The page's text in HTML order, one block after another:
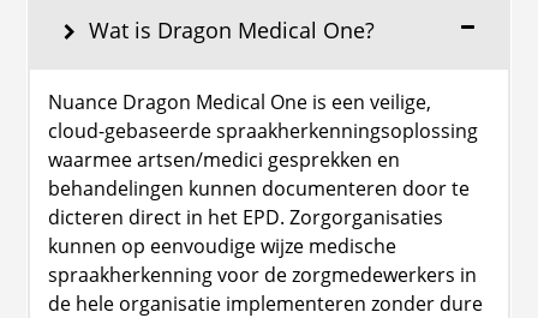
Wat is Dragon Medical One?
Nuance Dragon Medical One is een veilige,
cloud-gebaseerde spraakherkenningsoplossing
waarmee artsen/medici gesprekken en
behandelingen kunnen documenteren door te
dicteren direct in het EPD. Zorgorganisaties
kunnen op eenvoudige wijze medische
spraakherkenning voor de zorgmedewerkers in
de hele organisatie implementeren zonder dure